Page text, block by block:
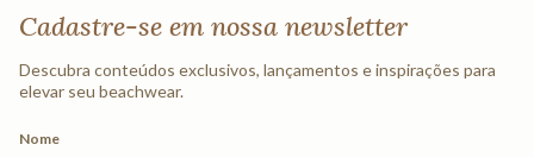
Cadastre-se em nossa newsletter
Descubra conteúdos exclusivos, lançamentos e inspirações para
elevar seu beachwear.
Nome